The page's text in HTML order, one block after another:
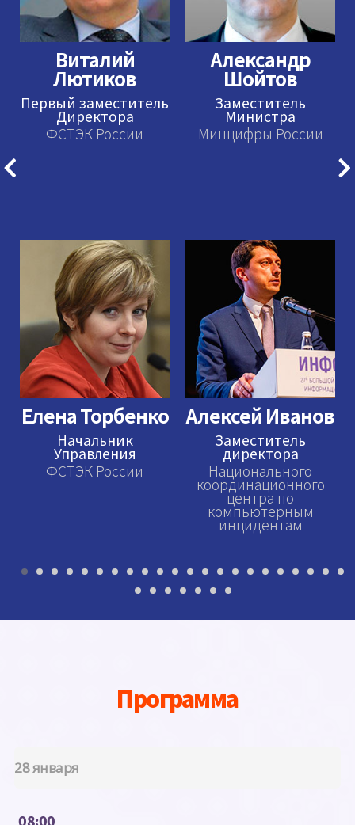
Виталий
Лютиков
Первый заместитель
Директора
ФСТЭК России
Елена Торбенко
Начальник
Управления
ФСТЭК России
Александр
Шойтов
Заместитель
Министра
Минцифры России
Алексей Иванов
Заместитель
директора
Национального
координационного
центра по
компьютерным
инцидентам
Программа
28 января
08:00